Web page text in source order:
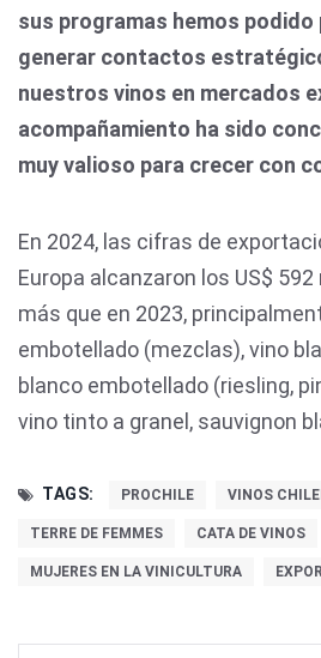
sus programas hemos
generar contactos
nuestros vinos en mercados
acompañamiento ha sido
muy valioso para crecer con
En 2024, las cifras de
Europa alcanzaron los US$ 592
más que en 2023,
embotellado (mezclas), vino
blanco embotellado (riesling,
vino tinto a granel, sauvignon
TAGS: PROCHILE VINOS
TERRE DE FEMMES CATA DE VINOS
MUJERES EN LA VINICULTURA